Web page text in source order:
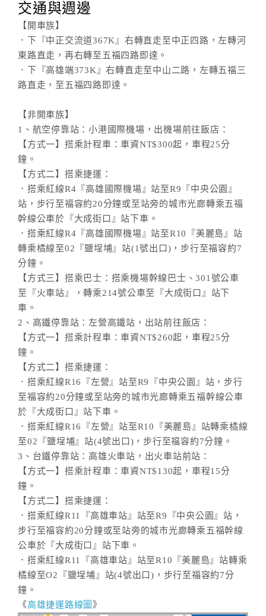
交通與週邊
【開車族】
．下『中正交流道367K』右轉直走至中正四路，左轉河
東路直走，再右轉至五福四路即達。
．下『高雄端373K』右轉直走至中山二路，左轉五福三
路直走，至五福四路即達。
【非開車族】
1、航空停靠站：小港國際機場，出機場前往飯店：
【方式一】搭乘計程車：車資NT$300起，車程25分
鐘。
【方式二】搭乘捷運：
．搭乘紅線R4『高雄國際機場』站至R9『中央公園』
站，步行至福容約20分鐘或至站旁的城市光廊轉乘五福
幹線公車於『大成街口』站下車。
．搭乘紅線R4『高雄國際機場』站至R10『美麗島』站
轉乘橘線至02『鹽埕埔』站(1號出口)，步行至福容約7
分鐘。
【方式三】搭乘巴士：搭乘機場幹線巴士、301號公車
至『火車站』，轉乘214號公車至『大成街口』站下
車。
2、高鐵停靠站：左營高鐵站，出站前往飯店：
【方式一】搭乘計程車：車資NT$260起，車程25分
鐘。
【方式二】搭乘捷運：
．搭乘紅線R16『左營』站至R9『中央公園』站，步行
至福容約20分鐘或至站旁的城市光廊轉乘五福幹線公車
於『大成街口』站下車。
．搭乘紅線R16『左營』站至R10『美麗島』站轉乘橘線
至02『鹽埕埔』站(4號出口)，步行至福容約7分鐘。
3、台鐵停靠站：高雄火車站，出火車站前站：
【方式一】搭乘計程車：車資NT$130起，車程15分
鐘。
【方式二】搭乘捷運：
．搭乘紅線R11『高雄車站』站至R9『中央公園』站，
步行至福容約20分鐘或至站旁的城市光廊轉乘五福幹線
公車於『大成街口』站下車。
．搭乘紅線R11『高雄車站』站至R10『美麗島』站轉乘
橘線至O2『鹽埕埔』站(4號出口)，步行至福容約7分
鐘。
《高雄捷運路線圖 》